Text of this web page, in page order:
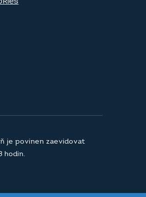
je povinen zaevidovat
hodin.